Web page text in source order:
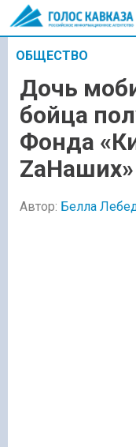
ОБЩЕСТВО
Дочь
бойца
Фонда
ZаНаших»
Автор: Белла